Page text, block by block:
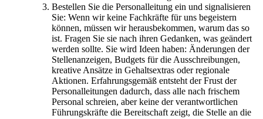
Bestellen Sie die Personalleitung ein und signalisieren
Sie: Wenn wir keine Fachkräfte für uns begeistern
können, müssen wir herausbekommen, warum das so
ist. Fragen Sie sie nach ihren Gedanken, was geändert
werden sollte. Sie wird Ideen haben: Änderungen der
Stellenanzeigen, Budgets für die Ausschreibungen,
kreative Ansätze in Gehaltsextras oder regionale
Aktionen. Erfahrungsgemäß entsteht der Frust der
Personalleitungen dadurch, dass alle nach frischem
Personal schreien, aber keine der verantwortlichen
Führungskräfte die Bereitschaft zeigt, die Stelle an die